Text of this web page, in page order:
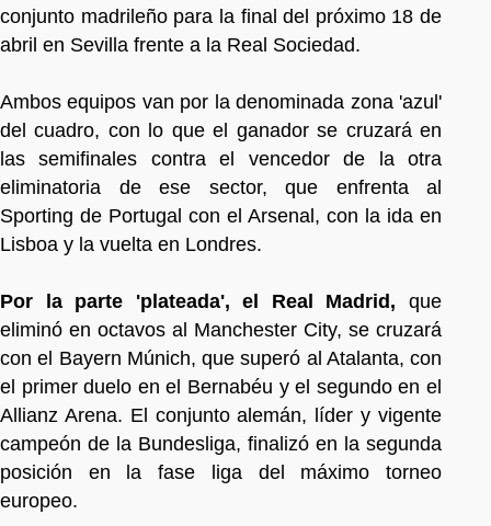
conjunto madrileño para la final del próximo 18 de
abril en Sevilla frente a la Real Sociedad.
Ambos equipos van por la denominada zona 'azul'
del cuadro, con lo que el ganador se cruzará en
las semifinales contra el vencedor de la otra
eliminatoria de ese sector, que enfrenta al
Sporting de Portugal con el Arsenal, con la ida en
Lisboa y la vuelta en Londres.
Por la parte 'plateada', el Real Madrid, que
eliminó en octavos al Manchester City, se cruzará
con el Bayern Múnich, que superó al Atalanta, con
el primer duelo en el Bernabéu y el segundo en el
Allianz Arena. El conjunto alemán, líder y vigente
campeón de la Bundesliga, finalizó en la segunda
posición en la fase liga del máximo torneo
europeo.